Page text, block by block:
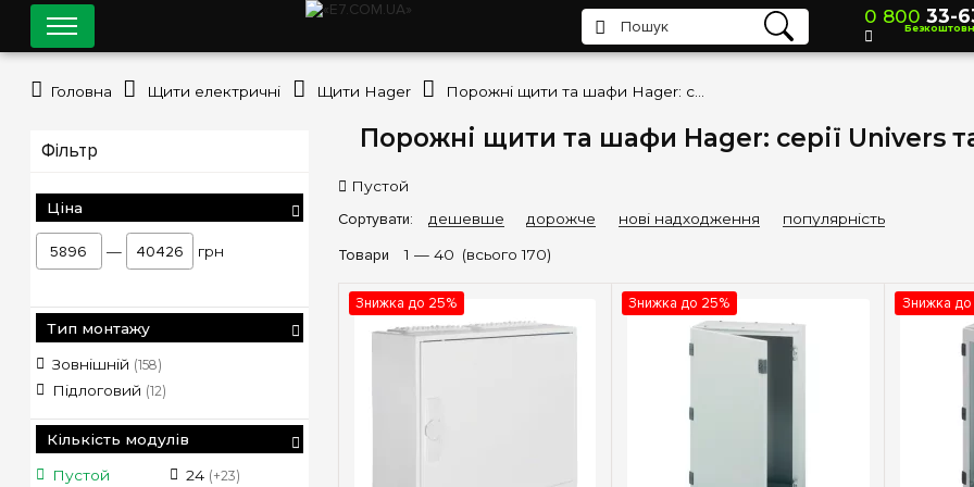
Порожні щити та шафи Hager: серії Univers
Пустой
Сортувати: дешевше дорожче нові надходження популярність
Товари 1 — 40 (всього 170)
Знижка до 25% Знижка до 25% Знижка до
Фільтр
Ціна
— грн
Тип монтажу
Зовнішній (158)
Підлоговий (12)
Кількість модулів
Пустой
24 (+23)
0 800 33-
Головна Щити електричні Щити Hager